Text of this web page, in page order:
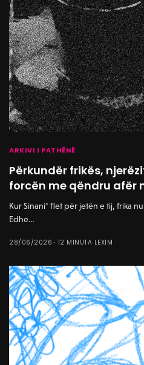
ARKIVI I PATHËNË
Përkundër frikës,
forcën me qëndru
Kur Sinani* flet për jetën e tij, frika
Edhe…
28/06/2026 12 MINUTA LEXIM